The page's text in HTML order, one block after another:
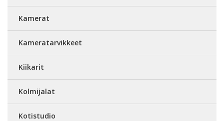
Kamerat
Kameratarvikkeet
Kiikarit
Kolmijalat
Kotistudio